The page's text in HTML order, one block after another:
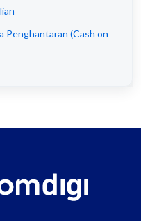
Penghantaran (Cash on